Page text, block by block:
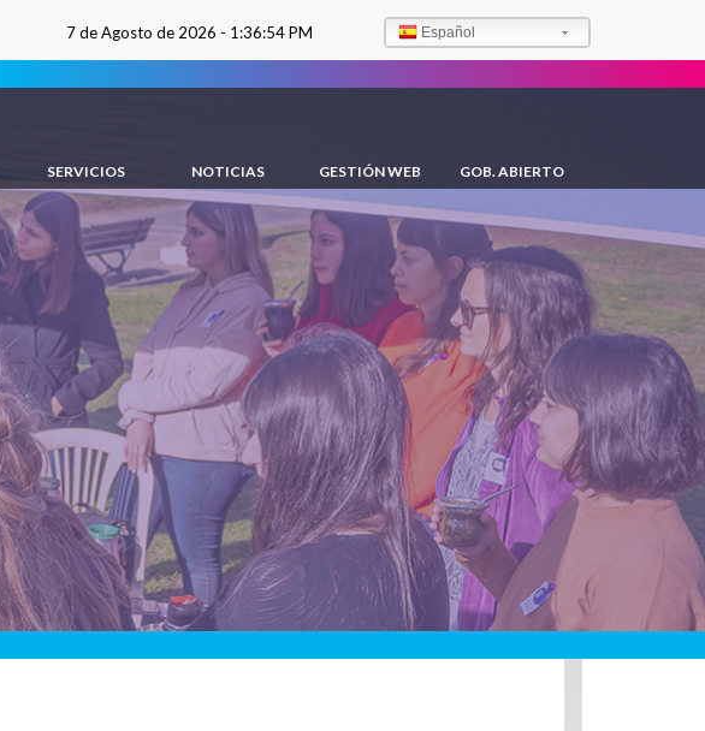
7 de Agosto de 2026 - 1:36:55 PM Español
SERVICIOS NOTICIAS GESTIÓN WEB GOB. ABIERTO